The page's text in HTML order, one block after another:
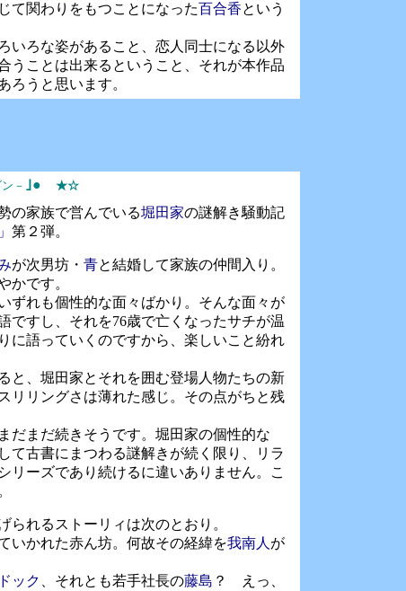
て関わりをもつことになった百合香という
いろな姿があること、恋人同士になる以外
うことは出来るということ、それが本作品
ろうと思います。
－ ｣● ★☆
の家族で営んでいる堀田家の謎解き騒動記
」第２弾。
が次男坊・青と結婚して家族の仲間入り。
かです。
ずれも個性的な面々ばかり。そんな面々が
ですし、それを76歳で亡くなったサチが温
に語っていくのですから、楽しいこと紛れ
と、堀田家とそれを囲む登場人物たちの新
リリングさは薄れた感じ。その点がちと残
だまだ続きそうです。堀田家の個性的な
て古書にまつわる謎解きが続く限り、リラ
リーズであり続けるに違いありません。こ
られるストーリィは次のとおり。
いかれた赤ん坊。何故その経緯を我南人 が
ック 、それとも若手社長の藤島 ？ えっ、